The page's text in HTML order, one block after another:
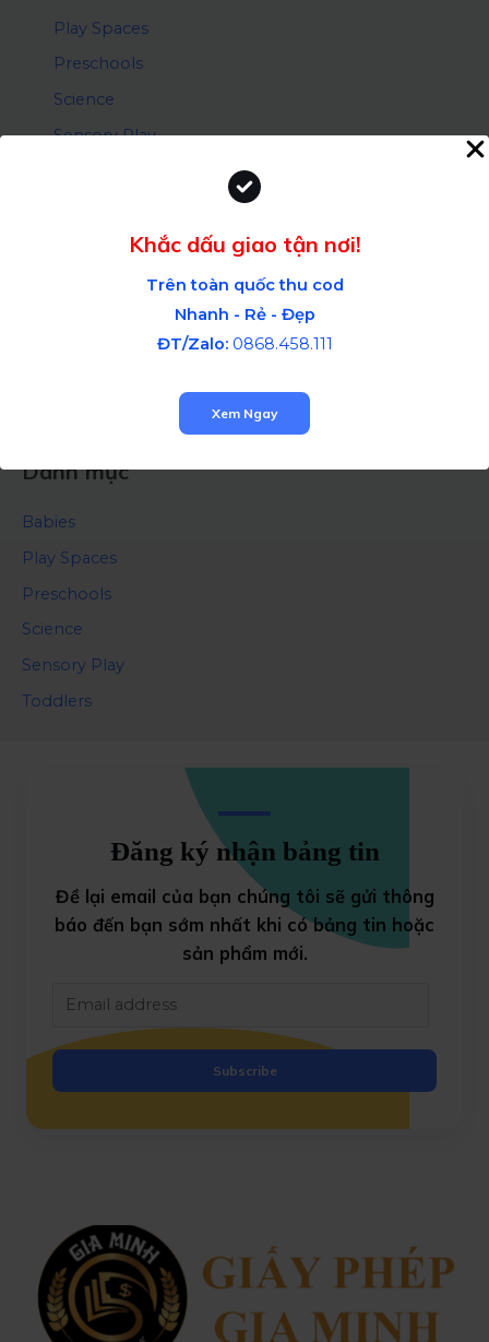
Khắc dấu giao tận nơi!
Trên toàn quốc thu cod
Nhanh - Rẻ - Đẹp
ĐT/Zalo:0868.458.111
Xem Ngay
Play Spaces
Preschools
Science
Sensory Play
Taste-safe sensory nulla dignissim
How to improve venenatis ultrices nulla
Danh mục
Babies
Play Spaces
Preschools
Science
Sensory Play
Toddlers
Đăng ký nhận bảng tin
Đề lại email của bạn chúng tôi sẽ gửi thông
báo đến bạn sớm nhất khi có bảng tin hoặc
sản phẩm mới.
Subscribe